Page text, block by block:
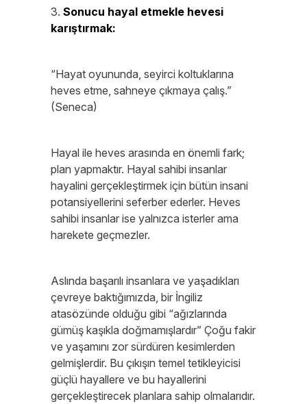
3. Sonucu hayal etmekle hevesi
karıştırmak:
“Hayat oyununda, seyirci koltuklarına
heves etme, sahneye çıkmaya çalış.”
(Seneca)
Hayal ile heves arasında en önemli fark;
plan yapmaktır. Hayal sahibi insanlar
hayalini gerçekleştirmek için bütün insani
potansiyellerini seferber ederler. Heves
sahibi insanlar ise yalnızca isterler ama
harekete geçmezler.
Aslında başarılı insanlara ve yaşadıkları
çevreye baktığımızda, bir İngiliz
atasözünde olduğu gibi “ağızlarında
gümüş kaşıkla doğmamışlardır” Çoğu fakir
ve yaşamını zor sürdüren kesimlerden
gelmişlerdir. Bu çıkışın temel tetikleyicisi
güçlü hayallere ve bu hayallerini
gerçekleştirecek planlara sahip olmalarıdır.